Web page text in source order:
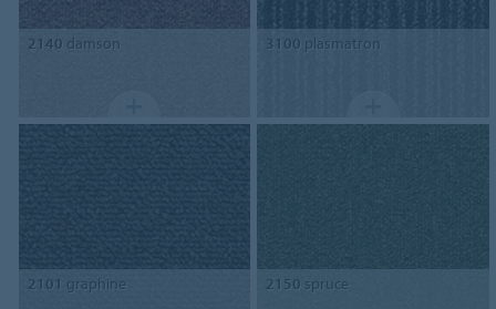
2140 damson 3100 plasmatron
2101 graphine 2150 spruce